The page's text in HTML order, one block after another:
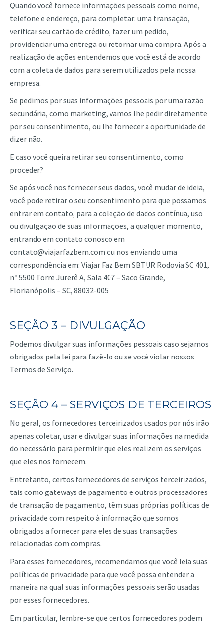
Quando você fornece informações pessoais como nome,
telefone e endereço, para completar: uma transação,
verificar seu cartão de crédito, fazer um pedido,
providenciar uma entrega ou retornar uma compra. Após a
realização de ações entendemos que você está de acordo
com a coleta de dados para serem utilizados pela nossa
empresa.
Se pedimos por suas informações pessoais por uma razão
secundária, como marketing, vamos lhe pedir diretamente
por seu consentimento, ou lhe fornecer a oportunidade de
dizer não.
E caso você queira retirar seu consentimento, como
proceder?
Se após você nos fornecer seus dados, você mudar de ideia,
você pode retirar o seu consentimento para que possamos
entrar em contato, para a coleção de dados contínua, uso
ou divulgação de suas informações, a qualquer momento,
entrando em contato conosco em
contato@viajarfazbem.com ou nos enviando uma
correspondência em: Viajar Faz Bem SBTUR Rodovia SC 401,
nº 5500 Torre Jurerê A, Sala 407 – Saco Grande,
Florianópolis – SC, 88032-005
SEÇÃO 3 – DIVULGAÇÃO
Podemos divulgar suas informações pessoais caso sejamos
obrigados pela lei para fazê-lo ou se você violar nossos
Termos de Serviço.
SEÇÃO 4 – SERVIÇOS DE TERCEIROS
No geral, os fornecedores terceirizados usados por nós irão
apenas coletar, usar e divulgar suas informações na medida
do necessário para permitir que eles realizem os serviços
que eles nos fornecem.
Entretanto, certos fornecedores de serviços terceirizados,
tais como gateways de pagamento e outros processadores
de transação de pagamento, têm suas próprias políticas de
privacidade com respeito à informação que somos
obrigados a fornecer para eles de suas transações
relacionadas com compras.
Para esses fornecedores, recomendamos que você leia suas
políticas de privacidade para que você possa entender a
maneira na qual suas informações pessoais serão usadas
por esses fornecedores.
Em particular, lembre-se que certos fornecedores podem